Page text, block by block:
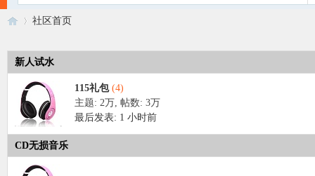
社区首页
新人试水
115礼包(4)
主题: 2万, 帖数: 3万
最后发表: 1 小时前
CD无损音乐